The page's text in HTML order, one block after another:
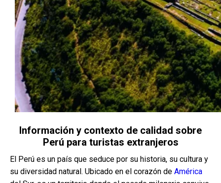
Información y contexto de calidad sobre
Perú para turistas extranjeros
El Perú es un país que seduce por su historia, su cultura y
su diversidad natural. Ubicado en el corazón de América